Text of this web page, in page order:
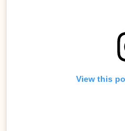
View this